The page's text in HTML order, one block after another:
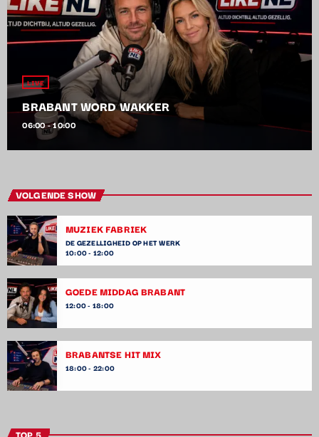
LIVE
BRABANT WORD WAKKER
06:00 - 10:00
VOLGENDE SHOW
MUZIEK FABRIEK
DE GEZELLIGHEID OP HET WERK
10:00 - 12:00
GOEDE MIDDAG BRABANT
12:00 - 18:00
BRABANTSE HIT MIX
18:00 - 22:00
TOP 5